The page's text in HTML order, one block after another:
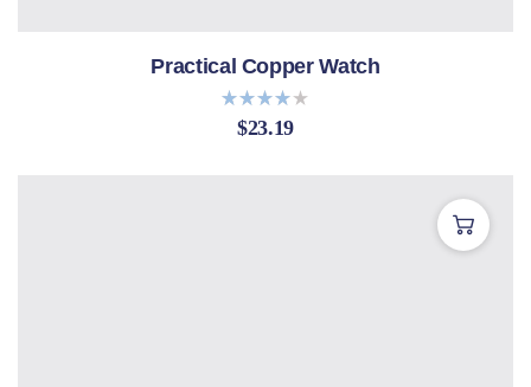
Practical Copper Watch
Bewerte
t mit
$23.19